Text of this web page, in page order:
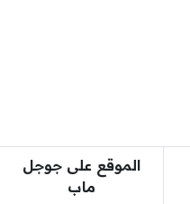
الموقع على جوجل
ماب